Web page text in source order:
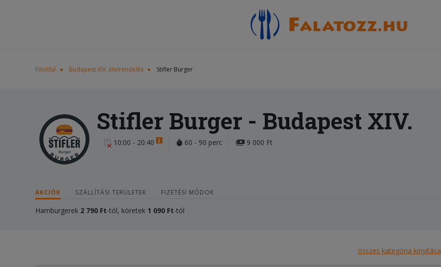
Főoldal Budapest XIV. ételrendelés Stifler Burger
Stifler Burger - Budapest XIV.
10:00 - 20:40 60 - 90 perc 9 000 Ft
AKCIÓK SZÁLLÍTÁSI TERÜLETEK FIZETÉSI MÓDOK
Hamburgerek 2 790 Ft-tól, köretek 1 090 Ft-tól
összes kategória kinyitása